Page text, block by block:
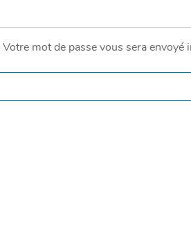
Votre mot de passe vous sera envoyé